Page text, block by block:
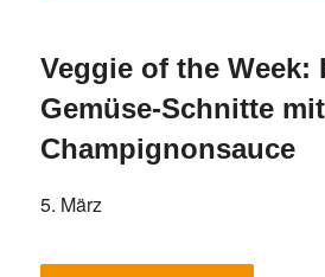
Veggie of the Week:
Gemüse-Schnitte mit
Champignonsauce
5. März